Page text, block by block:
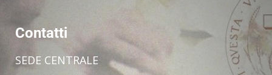
Contatti
SEDE CENTRALE